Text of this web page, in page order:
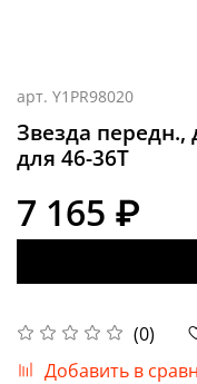
арт. Y1PR98020
Звезда передн.,
для 46-36T
(0)
Добавить в
7 165 ₽